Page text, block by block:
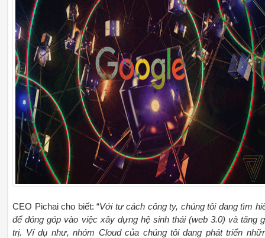
CEO Pichai cho biết: “Với tư cách công ty, chúng tôi đang tìm
để đóng góp vào việc xây dựng hệ sinh thái (web 3.0) và tăng
trị. Ví dụ như, nhóm Cloud của chúng tôi đang phát triển